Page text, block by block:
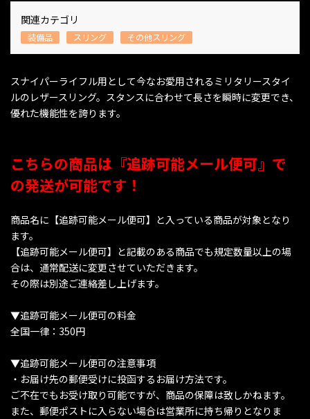
関連カテゴリ
装備品 スリング その他スリング
スナイパーライフル用として今なお愛用されるミリタリースタイ
ルのレザースリング。スタンスに合わせて長さを瞬時に変更でき、
優れた機能性を誇ります。
こちらの商品は『追跡可能メール便可』で
の発送が可能です！
商品名に【追跡可能メール便可】と入っている商品が対象となり
ます。
【追跡可能メール便可】と記載のある商品でも規定数量以上の場
合は、通常配送に変更させていただきます。
その際は別途ご連絡差し上げます。
▼追跡可能メール便可の料金
全国一律：350円
▼追跡可能メール便可の注意事項
・お届け先の郵便受けに投函するお届け方法です。
ご不在でもお受け取り可能ですが、商品の保障は致しかねます。
また、郵便ポストに入らない場合は営業所に持ち帰りとなりま